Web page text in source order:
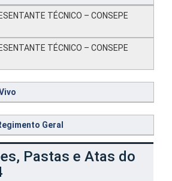
TÉCNICO – CONSEPE
TÉCNICO – CONSEPE
Geral
Pastas e Atas do